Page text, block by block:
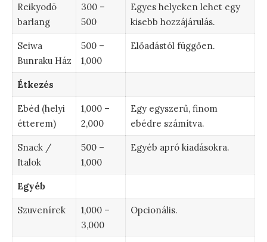
Reikyodō
barlang
300 –
500
Egyes helyeken lehet egy
kisebb hozzájárulás.
Seiwa
Bunraku Ház
500 –
1,000
Előadástól függően.
Étkezés
Ebéd (helyi
étterem)
1,000 –
2,000
Egy egyszerű, finom
ebédre számítva.
Snack /
Italok
500 –
1,000
Egyéb apró kiadásokra.
Egyéb
Szuvenírek
1,000 –
3,000
Opcionális.